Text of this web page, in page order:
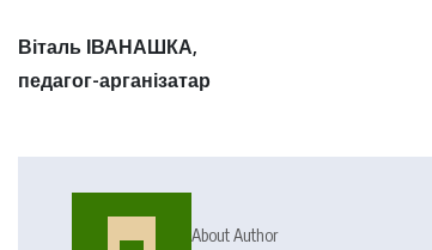
Віталь ІВАНАШКА,
педагог-арганізатар
About Author